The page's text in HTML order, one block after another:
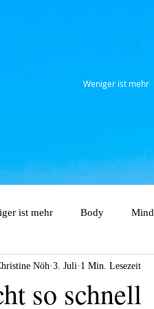
Weniger ist mehr
ist mehr Body Mind
so schnell
Nöh 3. Juli 1 Min. Lesezeit